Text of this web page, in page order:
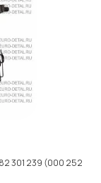
301 239 (000 252